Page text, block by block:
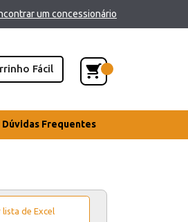
um concessionário
Fácil
Dúvidas Frequentes
de Excel